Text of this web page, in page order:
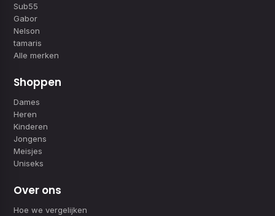
Sub55
Gabor
Nelson
tamaris
Alle merken
Shoppen
Dames
Heren
Kinderen
Jongens
Meisjes
Uniseks
Over ons
Hoe we vergelijken